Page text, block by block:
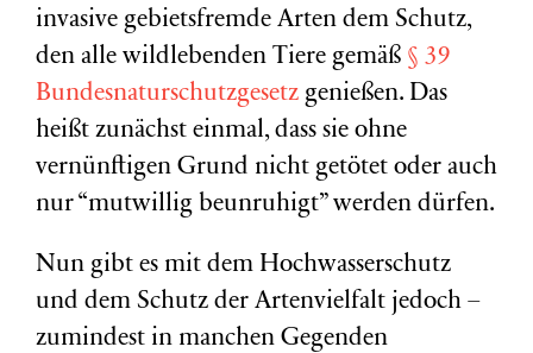
invasive gebietsfremde Arten dem Schutz,
den alle wildlebenden Tiere gemäß § 39
Bundesnaturschutzgesetz genießen. Das
heißt zunächst einmal, dass sie ohne
vernünftigen Grund nicht getötet oder auch
nur “mutwillig beunruhigt” werden dürfen.
Nun gibt es mit dem Hochwasserschutz
und dem Schutz der Artenvielfalt jedoch –
zumindest in manchen Gegenden